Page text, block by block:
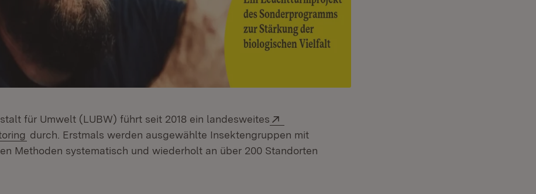
für Umwelt (LUBW) führt seit 2018 ein landesweites
(Öffnet in neuem Fenster)
durch. Erstmals werden ausgewählte Insektengruppen mit
Methoden systematisch und wiederholt an über 200 Standorten